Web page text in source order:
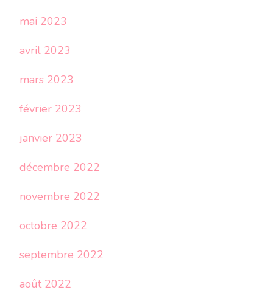
mai 2023
avril 2023
mars 2023
février 2023
janvier 2023
décembre 2022
novembre 2022
octobre 2022
septembre 2022
août 2022